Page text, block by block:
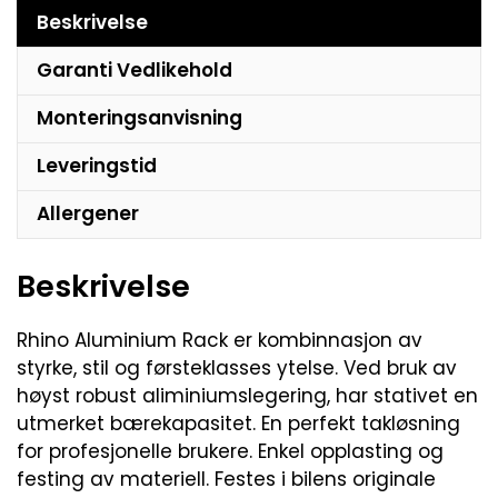
Beskrivelse
Garanti Vedlikehold
Monteringsanvisning
Leveringstid
Allergener
Beskrivelse
Rhino Aluminium Rack er kombinnasjon av
styrke, stil og førsteklasses ytelse. Ved bruk av
høyst robust aliminiumslegering, har stativet en
utmerket bærekapasitet. En perfekt takløsning
for profesjonelle brukere. Enkel opplasting og
festing av materiell. Festes i bilens originale